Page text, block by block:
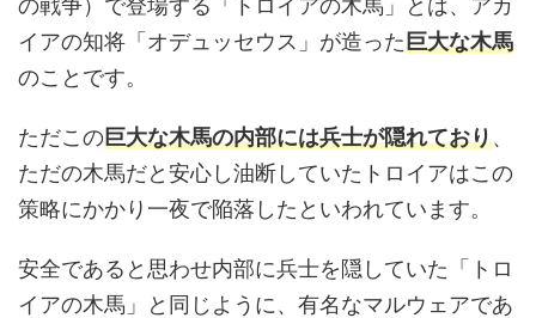
イアの知将「オデュッセウス」が造った巨大な木馬
のことです。
ただこの巨大な木馬の内部には兵士が隠れており、
ただの木馬だと安心し油断していたトロイアはこの
策略にかかり一夜で陥落したといわれています。
安全であると思わせ内部に兵士を隠していた「トロ
イアの木馬」と同じように、有名なマルウェアであ